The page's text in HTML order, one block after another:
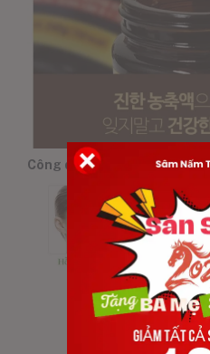
Công dụng: